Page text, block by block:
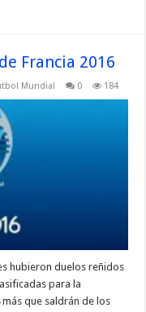
Francia 2016
Mundial 0 184
hubieron duelos reñidos
para la
que saldrán de los